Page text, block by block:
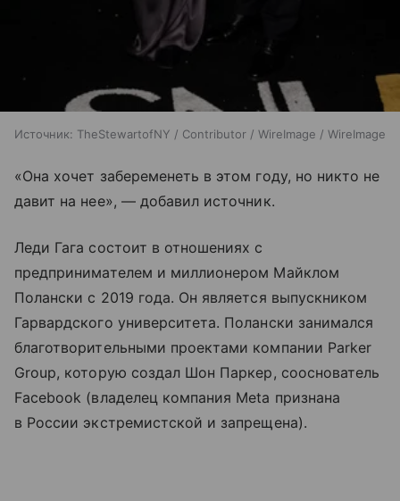
Источник: TheStewartofNY / Contributor / WireImage / WireImage
«Она хочет забеременеть в этом году, но никто не
давит на нее», — добавил источник.
Леди Гага состоит в отношениях с
предпринимателем и миллионером Майклом
Полански с 2019 года. Он является выпускником
Гарвардского университета. Полански занимался
благотворительными проектами компании Parker
Group, которую создал Шон Паркер, сооснователь
Facebook (владелец компания Meta признана
в России экстремистской и запрещена).